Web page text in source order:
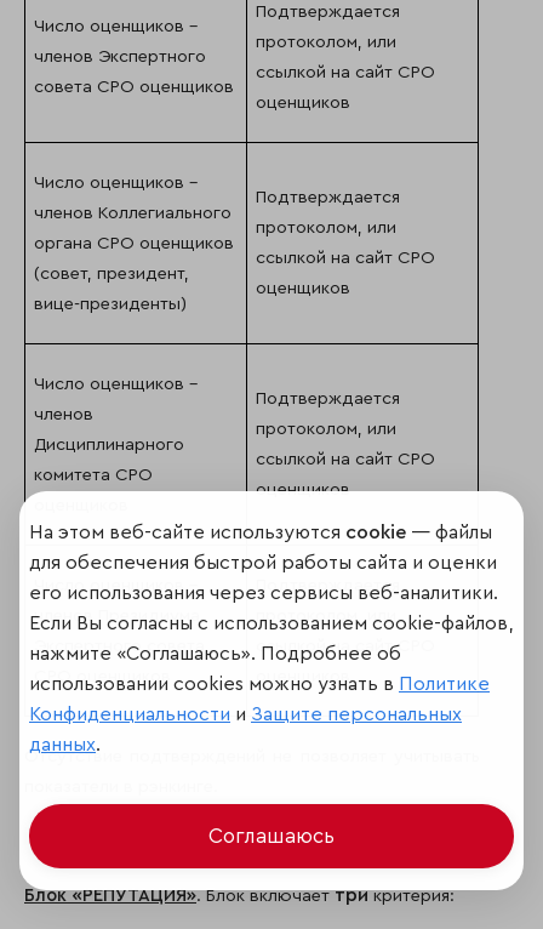
Число оценщиков –
членов Экспертного
совета СРО оценщиков
Подтверждается
протоколом, или
ссылкой на сайт СРО
оценщиков
Число оценщиков –
членов Коллегиального
органа СРО оценщиков
(совет, президент,
вице-президенты)
Подтверждается
протоколом, или
ссылкой на сайт СРО
оценщиков
Число оценщиков –
членов
Дисциплинарного
комитета СРО
Подтверждается
протоколом, или
ссылкой на сайт СРО
оценщиков
членов Президиума
Экспертного совета
Подтверждается
ссылкой на сайт СРО
Отсутствие подтверждений не позволяет учитывать
Блок «РЕПУТАЦИЯ». Блок включаеттрикритерия:
На этом веб-сайте используются cookie — файлы
для обеспечения быстрой работы сайта и оценки
его использования через сервисы веб-аналитики.
Если Вы согласны с использованием cookie-файлов,
нажмите «Соглашаюсь». Подробнее об
использовании cookies можно узнать в Политике
Конфиденциальности и Защите персональных
данных.
Соглашаюсь